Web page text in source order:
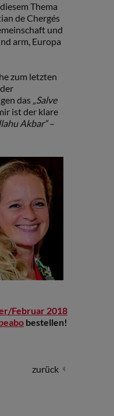
Thema
de Chergés
und
arm, Europa
zum letzten
das „Salve
ist der klare
Akbar“–
Februar 2018
bestellen!
zurück